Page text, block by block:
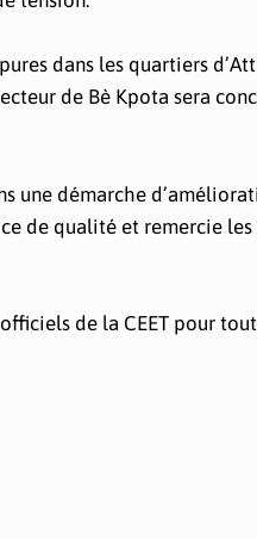
dans les quartiers
de Bè Kpota sera
une démarche
de qualité et remercie
de la CEET pour